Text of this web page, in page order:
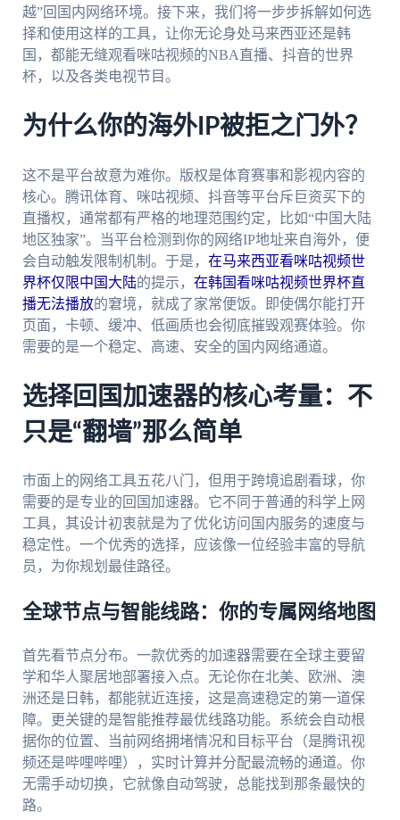
越”回国内网络环境。接下来，我们将一步步拆解如何选
择和使用这样的工具，让你无论身处马来西亚还是韩
国，都能无缝观看咪咕视频的NBA直播、抖音的世界
杯，以及各类电视节目。
为什么你的海外IP被拒之门外？
这不是平台故意为难你。版权是体育赛事和影视内容的
核心。腾讯体育、咪咕视频、抖音等平台斥巨资买下的
直播权，通常都有严格的地理范围约定，比如“中国大陆
地区独家”。当平台检测到你的网络IP地址来自海外，便
会自动触发限制机制。于是， 在马来西亚看咪咕视频世
界杯仅限中国大陆的提示， 在韩国看咪咕视频世界杯直
播无法播放的窘境，就成了家常便饭。即使偶尔能打开
页面，卡顿、缓冲、低画质也会彻底摧毁观赛体验。你
需要的是一个稳定、高速、安全的国内网络通道。
选择回国加速器的核心考量：不
只是“翻墙”那么简单
市面上的网络工具五花八门，但用于跨境追剧看球，你
需要的是专业的回国加速器。它不同于普通的科学上网
工具，其设计初衷就是为了优化访问国内服务的速度与
稳定性。一个优秀的选择，应该像一位经验丰富的导航
员，为你规划最佳路径。
全球节点与智能线路：你的专属网络地图
首先看节点分布。一款优秀的加速器需要在全球主要留
学和华人聚居地部署接入点。无论你在北美、欧洲、澳
洲还是日韩，都能就近连接，这是高速稳定的第一道保
障。更关键的是智能推荐最优线路功能。系统会自动根
据你的位置、当前网络拥堵情况和目标平台（是腾讯视
频还是哔哩哔哩），实时计算并分配最流畅的通道。你
无需手动切换，它就像自动驾驶，总能找到那条最快的
路。